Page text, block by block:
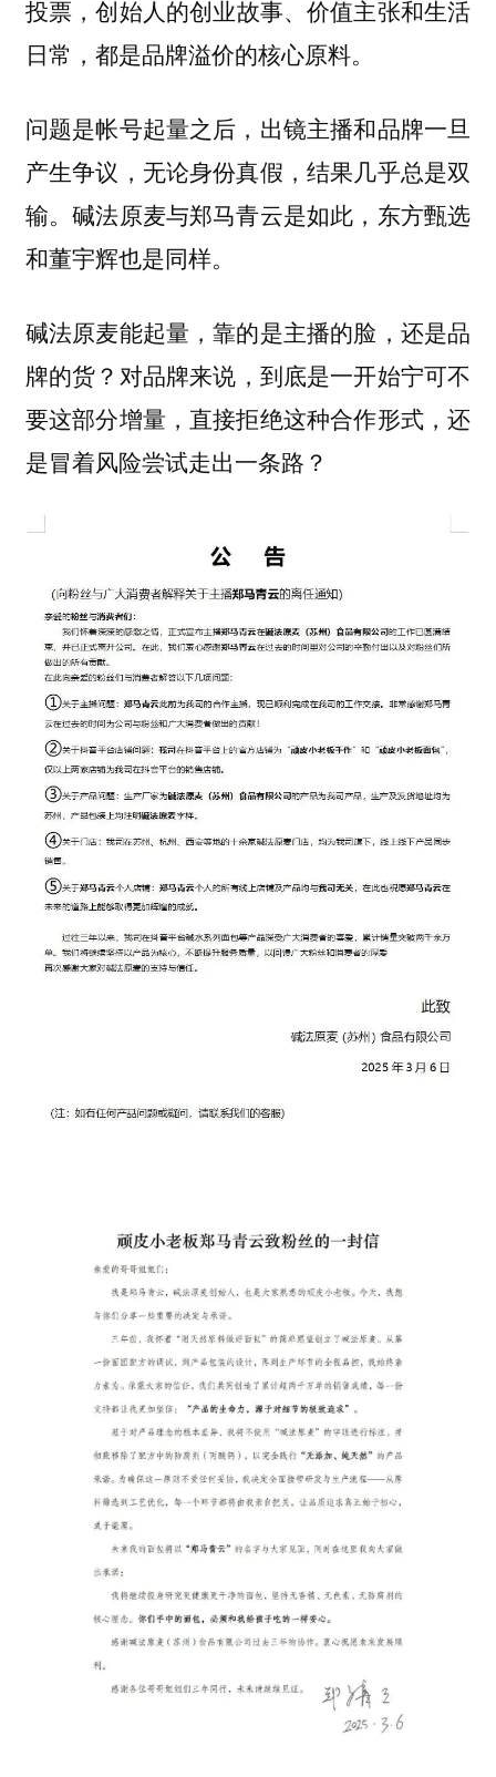
投票，创始人的创业故事、价值主张和生活
日常，都是品牌溢价的核心原料。
问题是帐号起量之后，出镜主播和品牌一旦
产生争议，无论身份真假，结果几乎总是双
输。碱法原麦与郑马青云是如此，东方甄选
和董宇辉也是同样。
碱法原麦能起量，靠的是主播的脸，还是品
牌的货？ 对品牌来说，到底是一开始宁可不
要这部分增量，直接拒绝这种合作形式，还
是冒着风险尝试走出一条路？